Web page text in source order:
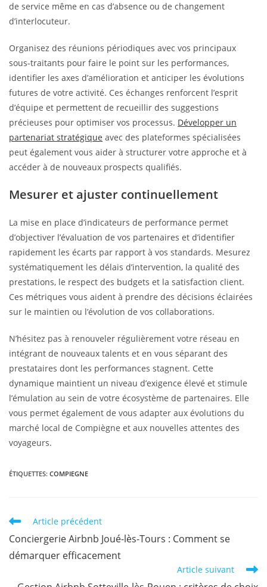
de service même en cas d’absence ou de changement
d’interlocuteur.
Organisez des réunions périodiques avec vos principaux
sous-traitants pour faire le point sur les performances,
identifier les axes d’amélioration et anticiper les évolutions
futures de votre activité. Ces échanges renforcent l’esprit
d’équipe et permettent de recueillir des suggestions
précieuses pour optimiser vos processus. Développer un
partenariat stratégique avec des plateformes spécialisées
peut également vous aider à structurer votre approche et à
accéder à de nouveaux prospects qualifiés.
Mesurer et ajuster continuellement
La mise en place d’indicateurs de performance permet
d’objectiver l’évaluation de vos partenaires et d’identifier
rapidement les écarts par rapport à vos standards. Mesurez
systématiquement les délais d’intervention, la qualité des
prestations, le respect des budgets et la satisfaction client.
Ces métriques vous aident à prendre des décisions éclairées
sur le maintien ou l’évolution de vos collaborations.
N’hésitez pas à renouveler régulièrement votre réseau en
intégrant de nouveaux talents et en vous séparant des
prestataires dont les performances stagnent. Cette
dynamique maintient un niveau d’exigence élevé et stimule
l’émulation au sein de votre écosystème de partenaires. Elle
vous permet également de vous adapter aux évolutions du
marché local de Compiègne et aux nouvelles attentes des
voyageurs.
ÉTIQUETTES: COMPIEGNE
Article précédent
Conciergerie Airbnb Joué-lès-Tours : Comment se
démarquer efficacement
Article suivant